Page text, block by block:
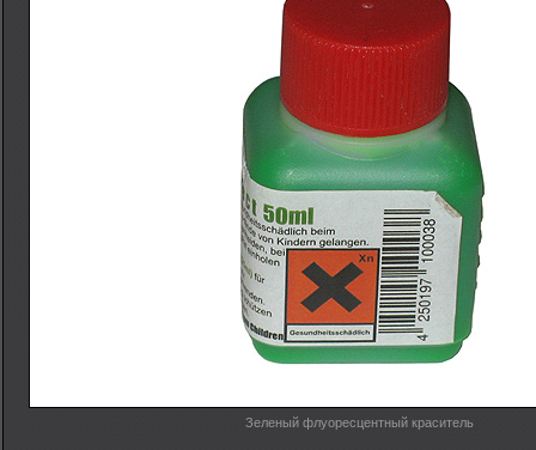
Зеленый флуоресцентный краситель